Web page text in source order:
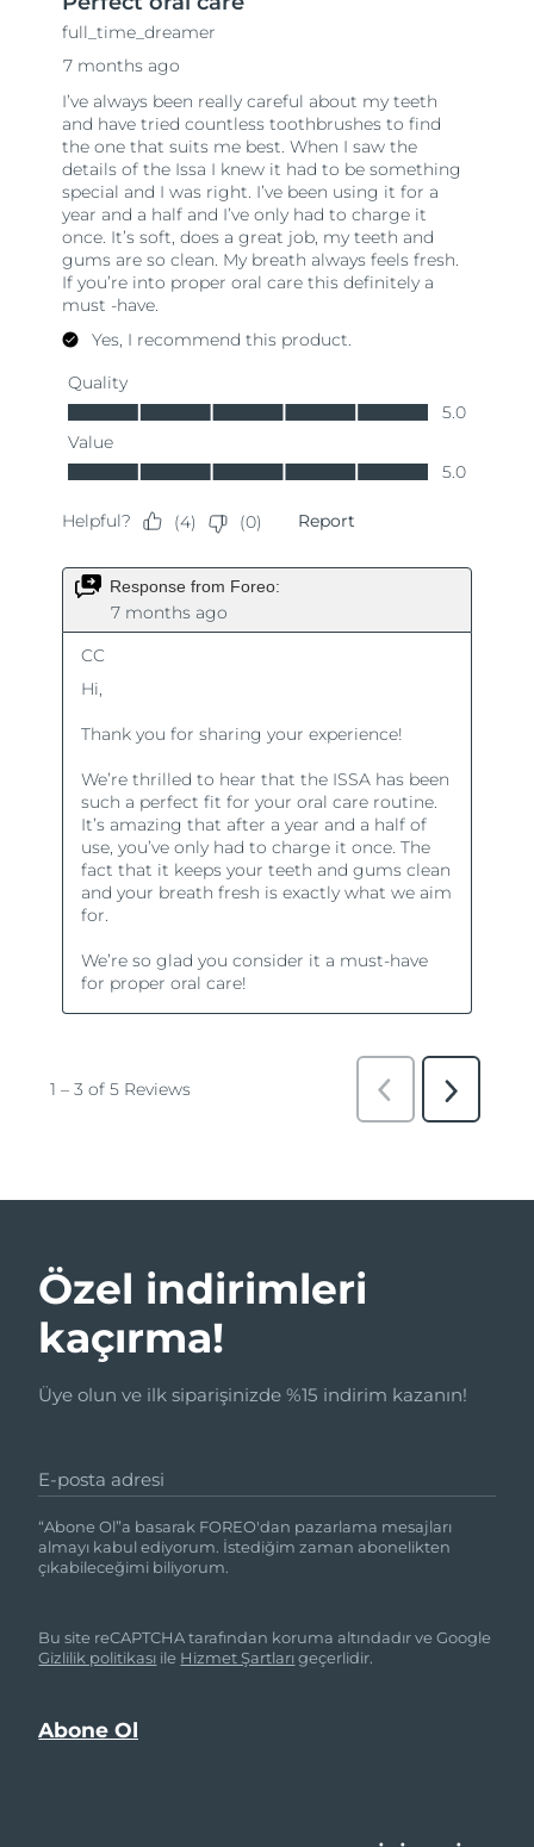
Özel indirimleri
kaçırma!
Üye olun ve ilk siparişinizde %15 indirim kazanın!
E-posta adresi
“Abone Ol”a basarak FOREO'dan pazarlama mesajları
almayı kabul ediyorum. İstediğim zaman abonelikten
çıkabileceğimi biliyorum.
Bu site reCAPTCHA tarafından koruma altındadır ve Google
Gizlilik politikası ile Hizmet Şartlarıgeçerlidir.